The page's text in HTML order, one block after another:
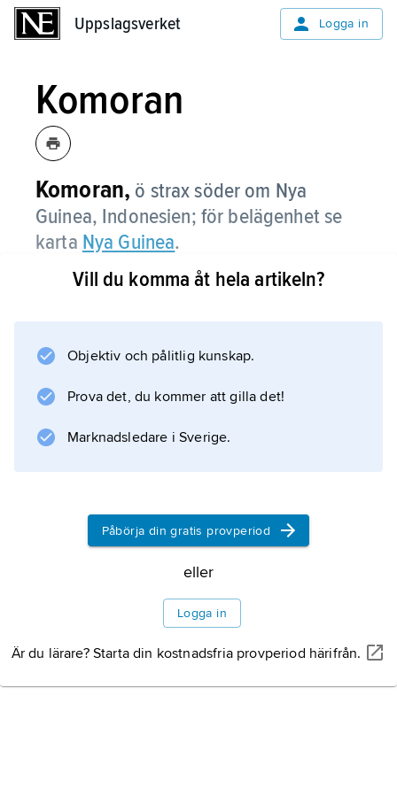
Uppslagsverket Logga in
Komoran
Komoran, ö strax söder om Nya
Guinea, Indonesien; för belägenhet se
karta Nya Guinea.
Information om artikeln
Vill du komma åt hela artikeln?
Objektiv och pålitlig kunskap.
Prova det, du kommer att gilla det!
Marknadsledare i Sverige.
Påbörja din gratis provperiod
eller
Logga in
Är du lärare? Starta din kostnadsfria provperiod härifrån.